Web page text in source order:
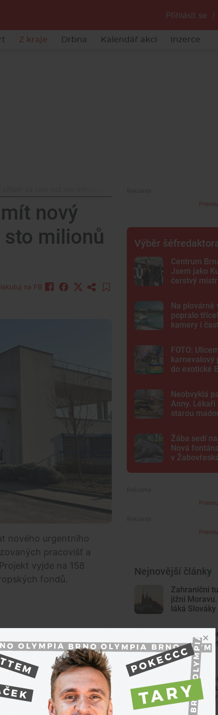
Přihlásit se /
Z kraje Drbna Kalendář akcí Inzerce
nový
sto milionů
na FB
nového urgentního
pracovišť a
vyjde na 158
fondů.
urgentního příjmu.
zhotovitele, uvedlo
akutních stavů, efektivní
pracoviště,
a resuscitačních lůžek i
Výběr
Centrum
Jsem jako
čerstvý
Na plovárně
popralo
kamery i
FOTO:
karnevalový
do exotické
Neobvyklá
Anny.
starou
Žába sedí
Nová
v
Nejnovější články
Zahraniční
jižní
láká Slováky
Brněnská
klopýtla,
Liberec
Centrum
Jsem jako
čerstvý